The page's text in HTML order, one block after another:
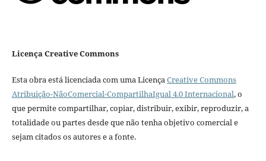
Licença Creative Commons
Esta obra está licenciada com uma LicençaCreative Commons
Atribuição-NãoComercial-CompartilhaIgual 4.0 Internacional, o
que permite compartilhar, copiar, distribuir, exibir, reproduzir, a
totalidade ou partes desde que não tenha objetivo comercial e
sejam citados os autores e a fonte.